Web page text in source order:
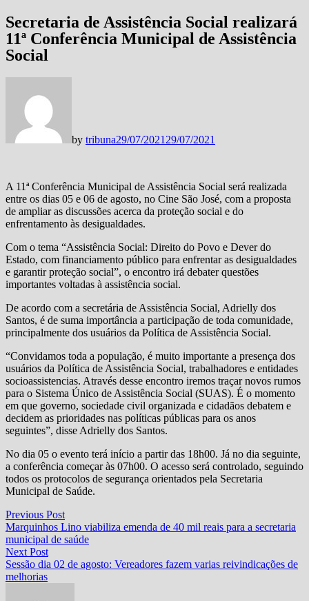
Secretaria de Assistência Social realizará
11ª Conferência Municipal de Assistência
Social
by tribuna29/07/2021 29/07/2021
A 11ª Conferência Municipal de Assistência Social será realizada
entre os dias 05 e 06 de agosto, no Cine São José, com a proposta
de ampliar as discussões acerca da proteção social e do
enfrentamento às desigualdades.
Com o tema “Assistência Social: Direito do Povo e Dever do
Estado, com financiamento público para enfrentar as desigualdades
e garantir proteção social”, o encontro irá debater questões
importantes voltadas à assistência social.
De acordo com a secretária de Assistência Social, Adrielly dos
Santos, é de suma importância a participação de toda comunidade,
principalmente dos usuários da Política de Assistência Social.
“Convidamos toda a população, é muito importante a presença dos
usuários da Política de Assistência Social, trabalhadores e entidades
socioassistencias. Através desse encontro iremos traçar novos rumos
para o Sistema Único de Assistência Social (SUAS). É o momento
em que governo, sociedade civil organizada e cidadãos debatem e
decidem as prioridades nas políticas públicas para os anos
seguintes”, disse Adrielly dos Santos.
No dia 05 o evento terá início a partir das 18h00. Já no dia seguinte,
a conferência começar às 07h00. O acesso será controlado, seguindo
todos os protocolos de segurança orientados pela Secretaria
Municipal de Saúde.
Navegação
de
Post
Previous PostPrevious
post:
Marquinhos Lino viabiliza emenda de 40 mil reais para a secretaria
municipal de saúde
Next PostNext
post:
Sessão dia 02 de agosto: Vereadores fazem varias reivindicações de
melhorias